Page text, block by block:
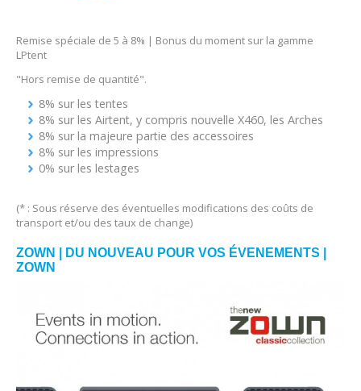
Remise spéciale de 5 à 8% | Bonus du moment sur la gamme
LPtent
"Hors remise de quantité".
8% sur les tentes
8% sur les Airtent, y compris nouvelle X460, les Arches
8% sur la majeure partie des accessoires
8% sur les impressions
0% sur les lestages
(* : Sous réserve des éventuelles modifications des coûts de
transport et/ou des taux de change)
ZOWN | DU NOUVEAU POUR VOS ÉVENEMENTS |
ZOWN